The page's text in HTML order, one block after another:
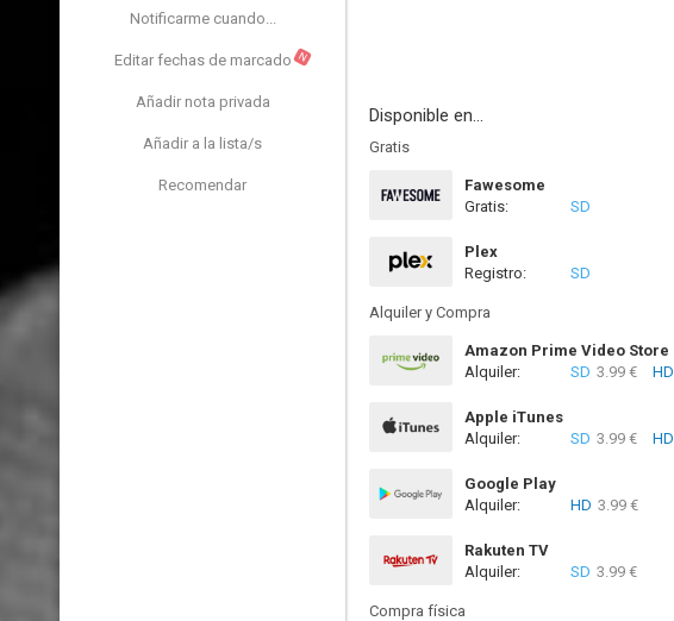
Notificarme cuando...
Editar fechas de marcado N
Añadir nota privada
Añadir a la lista/s
Recomendar
Disponible en...
Gratis
Fawesome
Gratis:
SD
Plex
Registro:
SD
Alquiler y Compra
Amazon Prime Video Store
Alquiler:
SD 3.99 € HD
Apple iTunes
Alquiler:
SD 3.99 € HD
Google Play
Alquiler:
HD 3.99 €
Rakuten TV
Alquiler:
SD 3.99 €
Compra física